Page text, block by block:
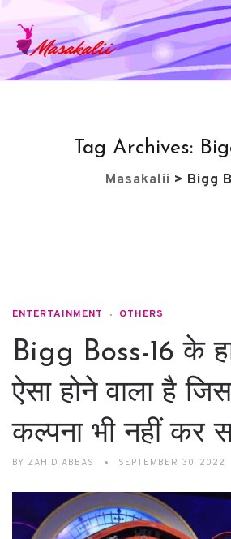
Tag Archives:
Masakalii > Bigg
ENTERTAINMENT OTHERS
Bigg Boss-16 के
ऐसा होने वाला है
कल्पना भी नहीं कर
BY ZAHID ABBAS SEPTEMBER 30, 2022